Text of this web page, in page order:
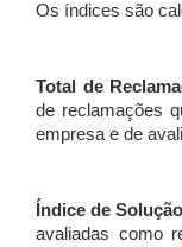
Os índices são
Total de
de reclamações
empresa e de
Índice de Solução
avaliadas como